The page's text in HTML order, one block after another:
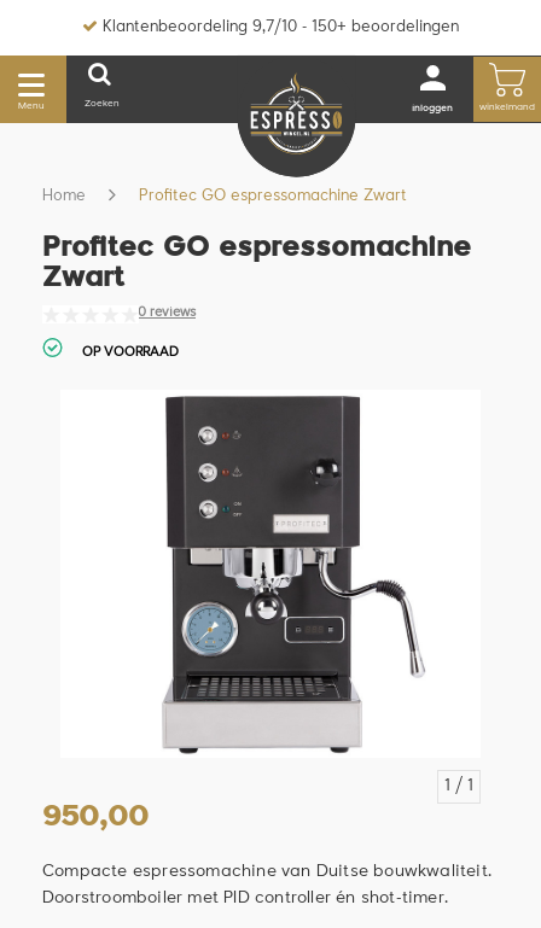
Klantenbeoordeling 9,7/10 - 150+ beoordelingen
Menu Zoeken inloggen winkelmand
Home Profitec GO espressomachine Zwart
Profitec GO espressomachine
Zwart
0 reviews
OP VOORRAAD
1 / 1
950,00
Compacte espressomachine van Duitse bouwkwaliteit.
Doorstroomboiler met PID controller én shot-timer.